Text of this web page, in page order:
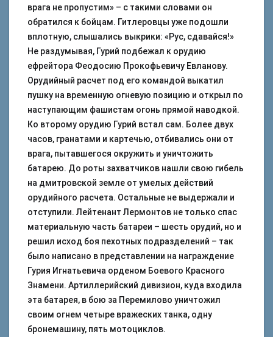
врага не пропустим» – с такими словами он
обратился к бойцам. Гитлеровцы уже подошли
вплотную, слышались выкрики: «Рус, сдавайся!»
Не раздумывая, Гурий подбежал к орудию
ефрейтора Феодосию Прокофьевичу Евланову.
Орудийный расчет под его командой выкатил
пушку на временную огневую позицию и открыл по
наступающим фашистам огонь прямой наводкой.
Ко второму орудию Гурий встал сам. Более двух
часов, гранатами и картечью, отбивались они от
врага, пытавшегося окружить и уничтожить
батарею. До роты захватчиков нашли свою гибель
на дмитровской земле от умелых действий
орудийного расчета. Остальные не выдержали и
отступили. Лейтенант Лермонтов не только спас
материальную часть батареи – шесть орудий, но и
решил исход боя пехотных подразделений – так
было написано в представлении на награждение
Гурия Игнатьевича орденом Боевого Красного
Знамени. Артиллерийский дивизион, куда входила
эта батарея, в бою за Перемилово уничтожил
своим огнем четыре вражеских танка, одну
бронемашину, пять мотоциклов.